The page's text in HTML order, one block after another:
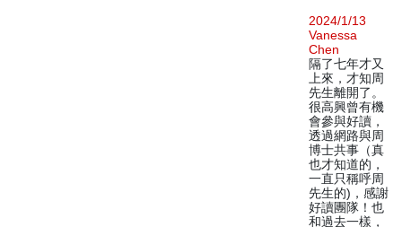
2024/1/13
Vanessa
Chen
隔了七年才又
上來，才知周
先生離開了。
很高興曾有機
會參與好讀，
透過網路與周
博士共事（真
也才知道的，
一直只稱呼周
先生的)，感謝
好讀團隊！也
和過去一樣，